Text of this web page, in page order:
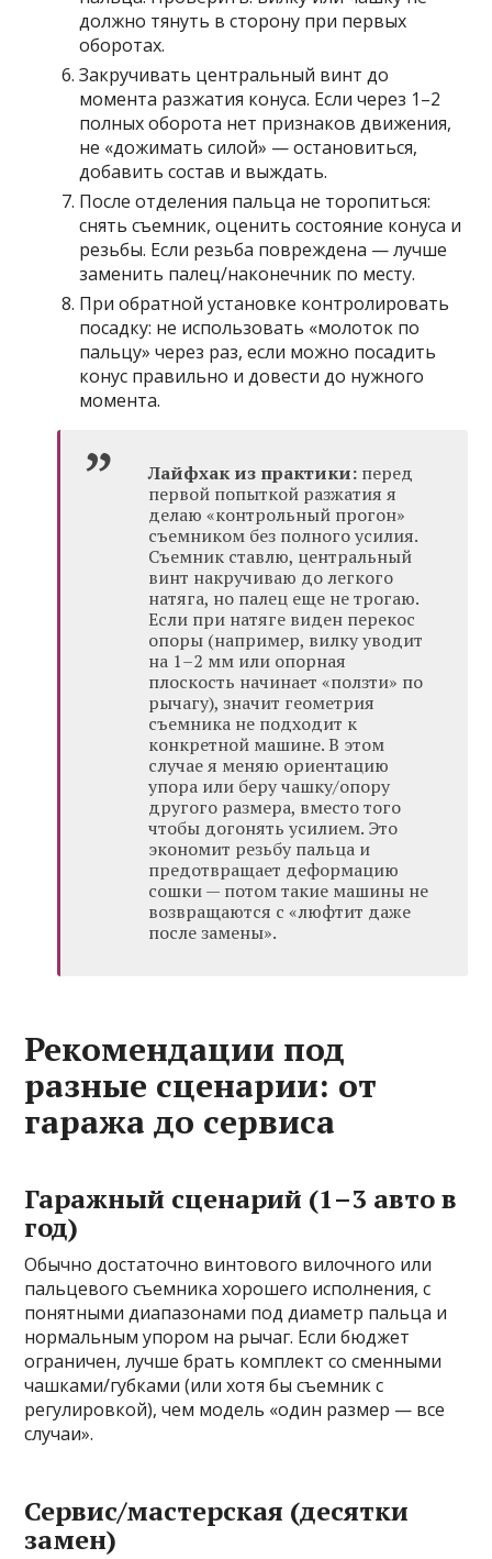
должно тянуть в сторону при первых
оборотах.
Закручивать центральный винт до
момента разжатия конуса. Если через 1–2
полных оборота нет признаков движения,
не «дожимать силой» — остановиться,
добавить состав и выждать.
После отделения пальца не торопиться:
снять съемник, оценить состояние конуса и
резьбы. Если резьба повреждена — лучше
заменить палец/наконечник по месту.
При обратной установке контролировать
посадку: не использовать «молоток по
пальцу» через раз, если можно посадить
конус правильно и довести до нужного
момента.
Лайфхак из практики: перед
первой попыткой разжатия я
делаю «контрольный прогон»
съемником без полного усилия.
Съемник ставлю, центральный
винт накручиваю до легкого
натяга, но палец еще не трогаю.
Если при натяге виден перекос
опоры (например, вилку уводит
на 1–2 мм или опорная
плоскость начинает «ползти» по
рычагу), значит геометрия
съемника не подходит к
конкретной машине. В этом
случае я меняю ориентацию
упора или беру чашку/опору
другого размера, вместо того
чтобы догонять усилием. Это
экономит резьбу пальца и
предотвращает деформацию
сошки — потом такие машины не
возвращаются с «люфтит даже
после замены».
Рекомендации под
разные сценарии: от
гаража до сервиса
Гаражный сценарий (1–3 авто в
год)
Обычно достаточно винтового вилочного или
пальцевого съемника хорошего исполнения, с
понятными диапазонами под диаметр пальца и
нормальным упором на рычаг. Если бюджет
ограничен, лучше брать комплект со сменными
чашками/губками (или хотя бы съемник с
регулировкой), чем модель «один размер — все
случаи».
Сервис/мастерская (десятки
замен)